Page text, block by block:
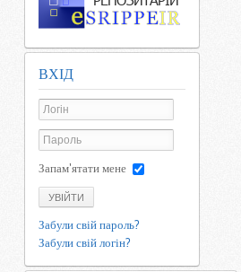
ВХІД
Запам'ятати мене
УВІЙТИ
Забули свій пароль?
Забули свій логін?